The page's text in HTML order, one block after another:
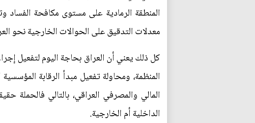
المنطقة الرمادية على مستوى مكافحة الفساد
معدلات التدقيق على الحوالات الخارجية نحو
كل ذلك يعني أن العراق بحاجة اليوم لتفعيل
المنظمة، ومحاولة تفعيل مبدأ الرقابة
المالي والمصرفي العراقي، بالتالي فالحملة
الداخلية أم الخارجية.